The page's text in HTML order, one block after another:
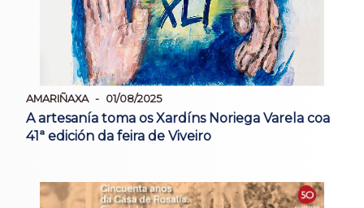
AMARIÑAXA 01/08/2025
A artesanía toma os Xardíns Noriega Varela coa
41ª edición da feira de Viveiro